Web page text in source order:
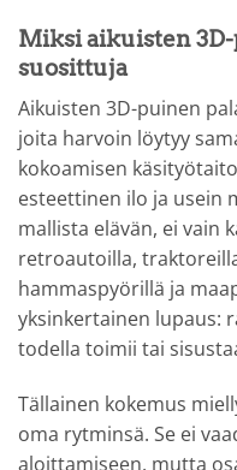
Miksi aikuisten
suosittuja
Aikuisten 3D-puinen
joita harvoin löytyy
kokoamisen
esteettinen ilo ja usein
mallista elävän, ei vain
retroautoilla,
hammaspyörillä ja
yksinkertainen lupaus:
todella toimii tai
Tällainen kokemus
oma rytminsä. Se ei
aloittamiseen, mutta